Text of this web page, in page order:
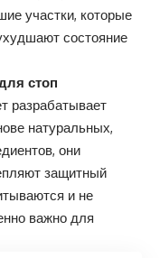
участки, которые
состояние
стоп
разрабатывает
натуральных,
они
защитный
и не
важно для